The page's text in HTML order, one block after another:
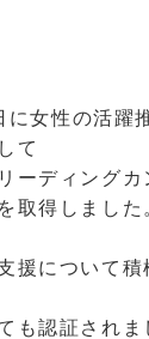
女性の活躍
て
ーディングカ
取得しました
援について積
も認証されま